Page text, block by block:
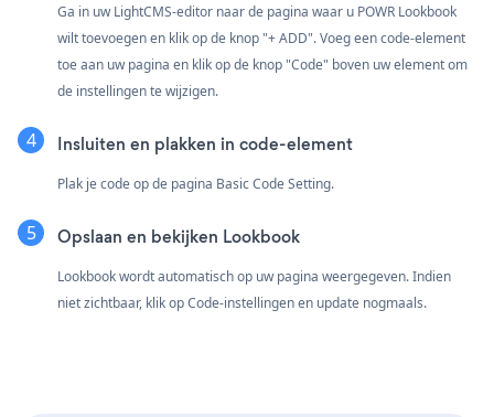
Ga in uw LightCMS-editor naar de pagina waar u POWR Lookbook
wilt toevoegen en klik op de knop "+ ADD". Voeg een code-element
toe aan uw pagina en klik op de knop "Code" boven uw element om
de instellingen te wijzigen.
Insluiten en plakken in code-element
Plak je code op de pagina Basic Code Setting.
Opslaan en bekijken Lookbook
Lookbook wordt automatisch op uw pagina weergegeven. Indien
niet zichtbaar, klik op Code-instellingen en update nogmaals.